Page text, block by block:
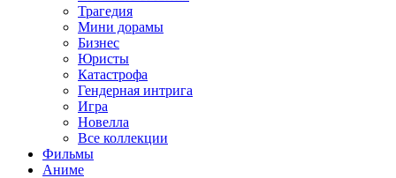
Трагедия
Мини дорамы
Бизнес
Юристы
Катастрофа
Гендерная интрига
Игра
Новелла
Все коллекции
Фильмы
Аниме